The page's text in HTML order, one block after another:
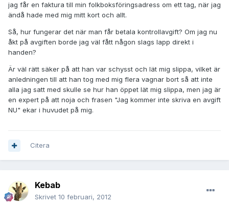
jag får en faktura till min folkboksföringsadress om ett tag, när jag
ändå hade med mig mitt kort och allt.
Så, hur fungerar det när man får betala kontrollavgift? Om jag nu
åkt på avgiften borde jag väl fått någon slags lapp direkt i
handen?
Är väl rätt säker på att han var schysst och lät mig slippa, vilket är
anledningen till att han tog med mig flera vagnar bort så att inte
alla jag satt med skulle se hur han öppet lät mig slippa, men jag är
en expert på att noja och frasen "Jag kommer inte skriva en avgift
NU" ekar i huvudet på mig.
Citera
Kebab
Skrivet 10 februari, 2012